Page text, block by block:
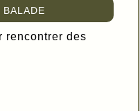
rencontrer des